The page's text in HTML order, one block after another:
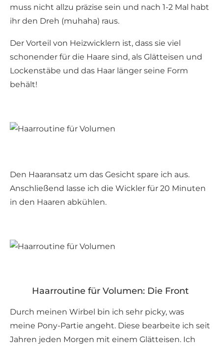
muss nicht allzu präzise sein und nach 1-2 Mal habt
ihr den Dreh (muhaha) raus.
Der Vorteil von Heizwicklern ist, dass sie viel
schonender für die Haare sind, als Glätteisen und
Lockenstäbe und das Haar länger seine Form
behält!
Den Haaransatz um das Gesicht spare ich aus.
Anschließend lasse ich die Wickler für 20 Minuten
in den Haaren abkühlen.
Haarroutine für Volumen: Die Front
Durch meinen Wirbel bin ich sehr picky, was
meine Pony-Partie angeht. Diese bearbeite ich seit
Jahren jeden Morgen mit einem Glätteisen. Ich